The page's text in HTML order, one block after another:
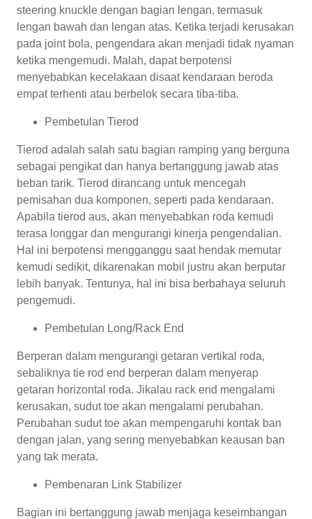
steering knuckle dengan bagian lengan, termasuk
lengan bawah dan lengan atas. Ketika terjadi kerusakan
pada joint bola, pengendara akan menjadi tidak nyaman
ketika mengemudi. Malah, dapat berpotensi
menyebabkan kecelakaan disaat kendaraan beroda
empat terhenti atau berbelok secara tiba-tiba.
Pembetulan Tierod
Tierod adalah salah satu bagian ramping yang berguna
sebagai pengikat dan hanya bertanggung jawab atas
beban tarik. Tierod dirancang untuk mencegah
pemisahan dua komponen, seperti pada kendaraan.
Apabila tierod aus, akan menyebabkan roda kemudi
terasa longgar dan mengurangi kinerja pengendalian.
Hal ini berpotensi mengganggu saat hendak memutar
kemudi sedikit, dikarenakan mobil justru akan berputar
lebih banyak. Tentunya, hal ini bisa berbahaya seluruh
pengemudi.
Pembetulan Long/Rack End
Berperan dalam mengurangi getaran vertikal roda,
sebaliknya tie rod end berperan dalam menyerap
getaran horizontal roda. Jikalau rack end mengalami
kerusakan, sudut toe akan mengalami perubahan.
Perubahan sudut toe akan mempengaruhi kontak ban
dengan jalan, yang sering menyebabkan keausan ban
yang tak merata.
Pembenaran Link Stabilizer
Bagian ini bertanggung jawab menjaga keseimbangan